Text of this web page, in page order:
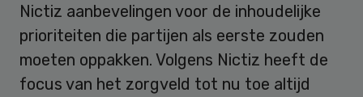
Nictiz aanbevelingen voor de inhoudelijke
prioriteiten die partijen als eerste zouden
moeten oppakken. Volgens Nictiz heeft de
focus van het zorgveld tot nu toe altijd